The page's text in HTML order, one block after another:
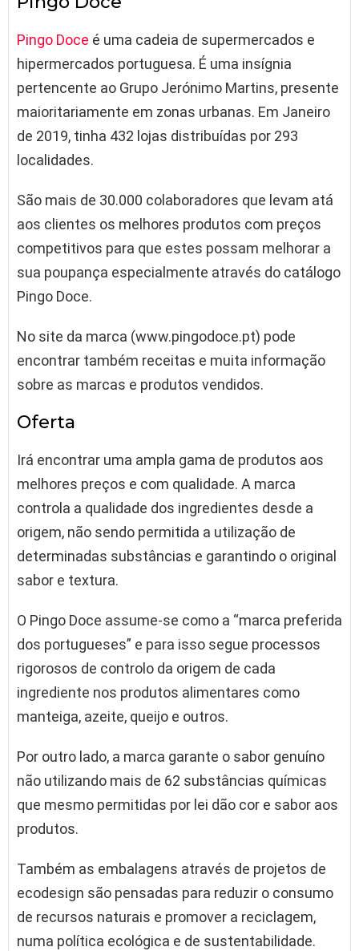
Pingo Doce é uma cadeia de supermercados e
hipermercados portuguesa. É uma insígnia
pertencente ao Grupo Jerónimo Martins, presente
maioritariamente em zonas urbanas. Em Janeiro
de 2019, tinha 432 lojas distribuídas por 293
localidades.
São mais de 30.000 colaboradores que levam atá
aos clientes os melhores produtos com preços
competitivos para que estes possam melhorar a
sua poupança especialmente através do catálogo
Pingo Doce.
No site da marca (www.pingodoce.pt) pode
encontrar também receitas e muita informação
sobre as marcas e produtos vendidos.
Oferta
Irá encontrar uma ampla gama de produtos aos
melhores preços e com qualidade. A marca
controla a qualidade dos ingredientes desde a
origem, não sendo permitida a utilização de
determinadas substâncias e garantindo o original
sabor e textura.
O Pingo Doce assume-se como a “marca preferida
dos portugueses” e para isso segue processos
rigorosos de controlo da origem de cada
ingrediente nos produtos alimentares como
manteiga, azeite, queijo e outros.
Por outro lado, a marca garante o sabor genuíno
não utilizando mais de 62 substâncias químicas
que mesmo permitidas por lei dão cor e sabor aos
produtos.
Também as embalagens através de projetos de
ecodesign são pensadas para reduzir o consumo
de recursos naturais e promover a reciclagem,
numa política ecológica e de sustentabilidade.